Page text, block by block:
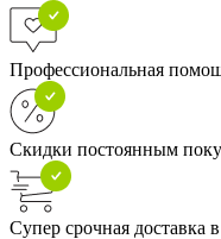
Профессиональная
Скидки постоянным
Супер срочная доставка